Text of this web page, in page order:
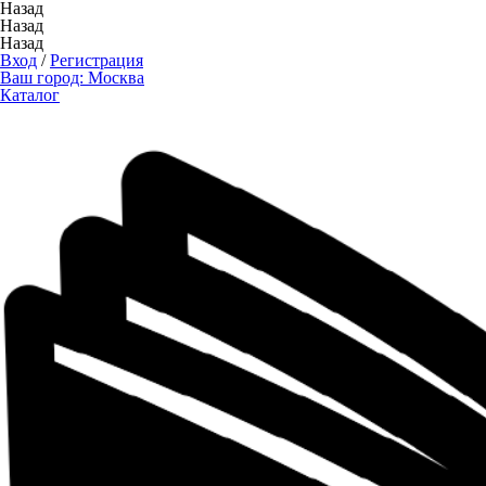
Назад
Назад
Назад
Вход /Регистрация
Ваш город: Москва
Каталог